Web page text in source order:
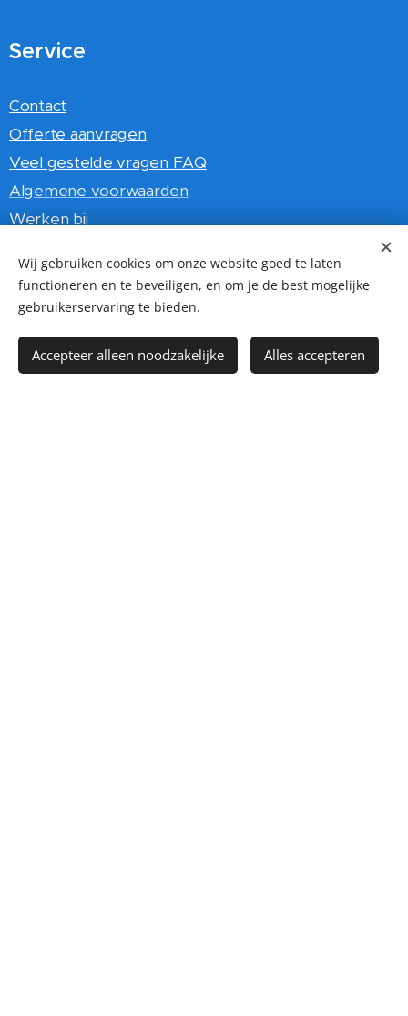
Service
Contact
Offerte aanvragen
Veel gestelde vragen FAQ
Algemene voorwaarden
Werken bij
Afgeronden projecten
Hoe betalen ?
Certificaten
Wij gebruiken cookies om onze website goed te laten
functioneren en te beveiligen, en om je de best mogelijke
gebruikerservaring te bieden.
Accepteer alleen noodzakelijke Alles accepteren